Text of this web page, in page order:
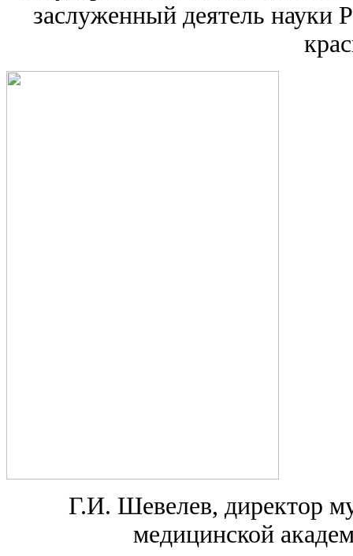
заслуженный деятель науки
Г.И. Шевелев, директор
медицинской